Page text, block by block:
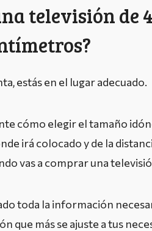
televisión de
estás en el lugar adecuado.
cómo elegir el tamaño
irá colocado y de la
vas a comprar una
toda la información
que más se ajuste a tus